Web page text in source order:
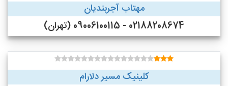
مهتاب آجربندیان
02188208674 - 09006100115 (تهران)
کلینیک مسیر دلارام